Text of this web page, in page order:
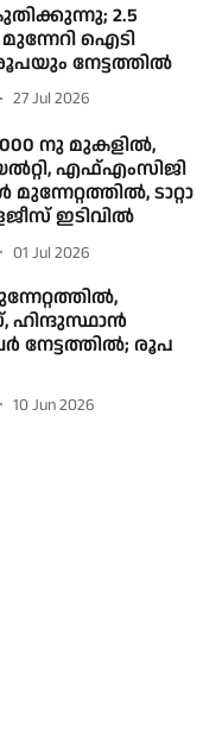
2.5
ഐടി
നേട്ടത്തിൽ
27 Jul 2026
നു മുകളിൽ,
എഫ്എംസിജി
ടാറ്റാ
ഇടിവില്‍
01 Jul 2026
ഹിന്ദുസ്ഥാൻ
നേട്ടത്തില്‍; രൂപ
10 Jun 2026